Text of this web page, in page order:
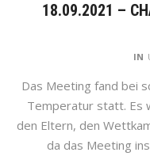
18.09.2021 –
IN
Das Meeting fand bei
Temperatur statt. Es
den Eltern, den
da das Meeting